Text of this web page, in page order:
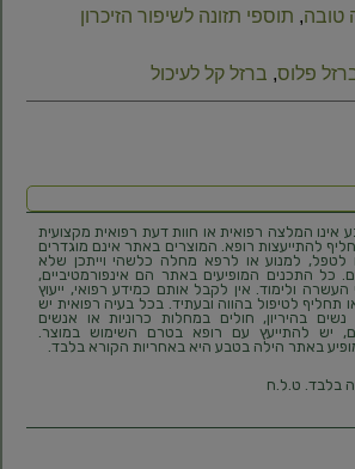
טובה, תוספי תזונה לשיפור הזיכרון
פלוס, ברזל קל לעיכול
המלצה רפואית או חוות דעת רפואית מקצועית
להתייעצות רופא. המוצרים באתר אינם מוגדרים
לטפל, למנוע או לרפא מחלה כלשהי וייתכן שלא
כל התכנים המופיעים באתר הם אינפורמטיביים,
העשרה ולימוד. אין לקבל אותם כמידע רפואי, ייעוץ
תחליף לטיפול בהווה ובעתיד. בכל בעיה רפואית יש
בהיריון, חולים במחלות כרוניות או אנשים
יש להתייעץ עם רופא בטרם השימוש במוצר.
באתר הילה בטבע היא באחריות הקורא בלבד.
בלבד. ט.ל.ח